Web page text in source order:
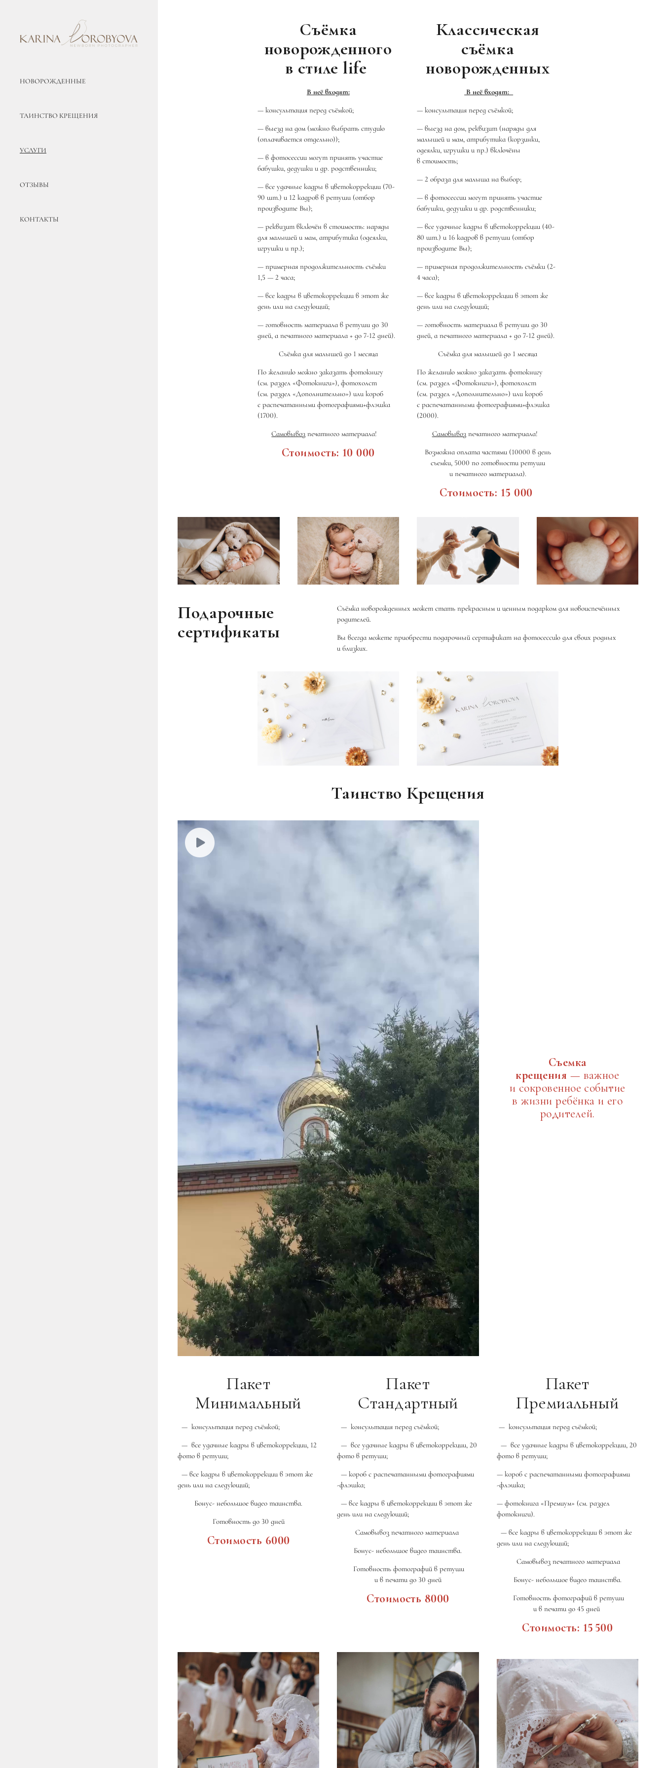
НОВОРОЖДЕННЫЕ
ТАИНСТВО КРЕЩЕНИЯ
УСЛУГИ
ОТЗЫВЫ
КОНТАКТЫ
Съёмка
новорожденного
в стиле life
В неё входят:
— консультация перед съёмкой;
— выезд на дом (можно выбрать студию
(оплачивается отдельно));
— в фотосессии могут принять участие
бабушки, дедушки и др. родственники;
— все удачные кадры в цветокоррекции (70-
90 шт.) и 12 кадров в ретуши (отбор
производите Вы);
— реквизит включён в стоимость: наряды
для малышей и мам, атрибутика (одеялки,
игрушки и пр.);
— примерная продолжительность съёмки
1,5 — 2 часа;
— все кадры в цветокоррекции в этот же
день или на следующий;
— готовность материала в ретуши до 30
дней, а печатного материала + до 7-12 дней).
Съёмка для малышей до 1 месяца
По желанию можно заказать фотокнигу
(см. раздел «Фотокниги»), фотохолст
(см. раздел «Дополнительно») или короб
с распечатанными фотографиями+флэшка
(1700).
Самовывоз печатного материала!
Стоимость: 10 000
Классическая
съёмка
новорожденных
В неё входят:
— консультация перед съёмкой;
— выезд на дом, реквизит (наряды для
малышей и мам, атрибутика (корзинки,
одеялки, игрушки и пр.) включёны
в стоимость;
— 2 образа для малыша на выбор;
— в фотосессии могут принять участие
бабушки, дедушки и др. родственники;
— все удачные кадры в цветокоррекции (40-
80 шт.) и 16 кадров в ретуши (отбор
производите Вы);
— примерная продолжительность съёмки (2-
4 часа);
— все кадры в цветокоррекции в этот же
день или на следующий;
— готовность материала в ретуши до 30
дней, а печатного материала + до 7-12 дней).
Съёмка для малышей до 1 месяца
По желанию можно заказать фотокнигу
(см. раздел «Фотокниги»), фотохолст
(см. раздел «Дополнительно») или короб
с распечатанными фотографиями+флэшка
(2000).
Самовывозпечатного материала!
Возможна оплата частями (10000 в день
съемки, 5000 по готовности ретуши
и печатного материала).
Стоимость: 15 000
Подарочные
сертификаты
Съёмка новорожденных может стать прекрасным и ценным подарком для новоиспечённых
родителей.
Вы всегда можете приобрести подарочный сертификат на фотосессию для своих родных
и близких.
Таинство Крещения
Съемка
крещения — важное
и сокровенное событие
в жизни ребёнка и его
родителей.
Пакет
Минимальный
— консультация перед съёмкой;
— все удачные кадры в цветокоррекции, 12
фото в ретуши;
— все кадры в цветокоррекции в этот же
день или на следующий;
Бонус- небольшое видео таинства.
Готовность до 30 дней
Стоимость 6000
Пакет
Стандартный
— консультация перед съёмкой;
— все удачные кадры в цветокоррекции, 20
фото в ретуши;
— короб с распечатанными фотографиями
-флэшка;
— все кадры в цветокоррекции в этот же
день или на следующий;
Самовывоз печатного материала
Бонус- небольшое видео таинства.
Готовность фотографий в ретуши
и в печати до 30 дней
Стоимость 8000
Пакет
Премиальный
— консультация перед съёмкой;
— все удачные кадры в цветокоррекции, 20
фото в ретуши;
— короб с распечатанными фотографиями
-флэшка;
— фотокнига «Премиум» (см. раздел
фотокниги).
— все кадры в цветокоррекции в этот же
день или на следующий;
Самовывоз печатного материала
Бонус- небольшое видео таинства.
Готовность фотографий в ретуши
и в печати до 45 дней
Стоимость: 15 500